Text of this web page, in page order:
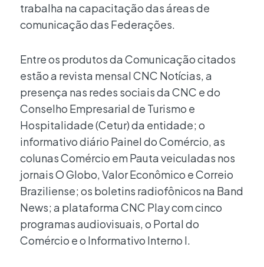
trabalha na capacitação das áreas de
comunicação das Federações.
Entre os produtos da Comunicação citados
estão a revista mensal CNC Notícias, a
presença nas redes sociais da CNC e do
Conselho Empresarial de Turismo e
Hospitalidade (Cetur) da entidade; o
informativo diário Painel do Comércio, as
colunas Comércio em Pauta veiculadas nos
jornais O Globo, Valor Econômico e Correio
Braziliense; os boletins radiofônicos na Band
News; a plataforma CNC Play com cinco
programas audiovisuais, o Portal do
Comércio e o Informativo Interno I.